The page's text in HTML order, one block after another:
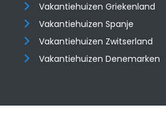
Vakantiehuizen Griekenland
Vakantiehuizen Spanje
​​​​​​​Vakantiehuizen Zwitserland
Vakantiehuizen Denemarken